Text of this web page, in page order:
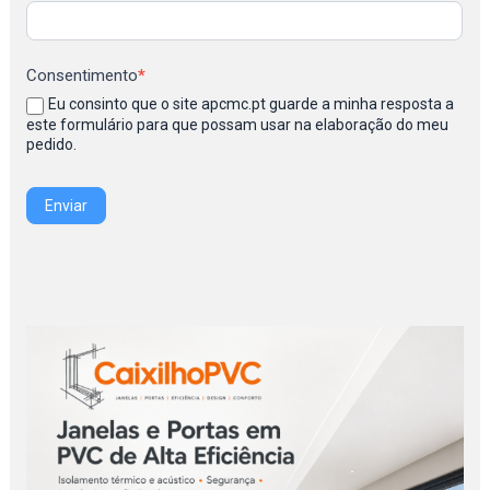
Consentimento*
Eu consinto que o site apcmc.pt guarde a minha resposta a
este formulário para que possam usar na elaboração do meu
pedido.
Enviar